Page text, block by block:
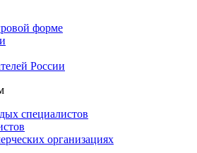
форме
России
специалистов
организациях